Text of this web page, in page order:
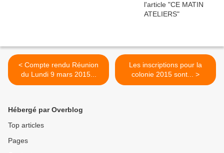
< Compte rendu Réunion
du Lundi 9 mars 2015...
Les inscriptions pour la
colonie 2015 sont... >
Hébergé par Overblog
Top articles
Pages